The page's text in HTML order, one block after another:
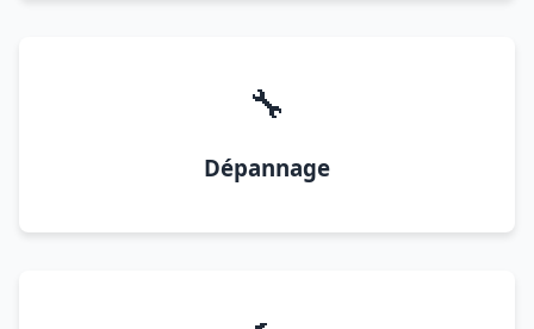
🔧
Dépannage